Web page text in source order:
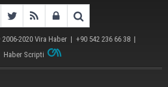
2006-2020Vira Haber | +90 542 236 66 38 |
Haber Scripti